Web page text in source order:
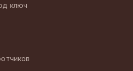
ключ